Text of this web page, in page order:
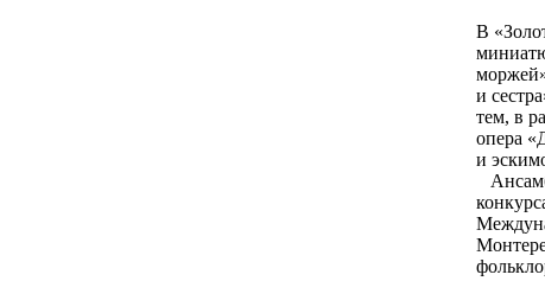
В
и
тем, в
опера
и